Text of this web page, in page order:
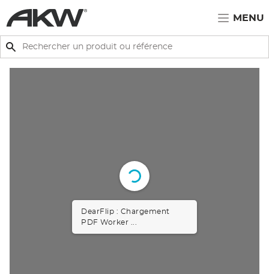
MENU
Rechercher
Rechercher
DearFlip : Chargement
PDF Worker ...